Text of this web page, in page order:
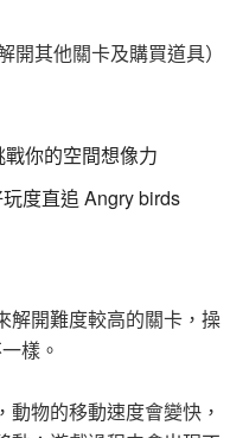
開其他關卡及購買道具）
你的空間想像力
度直追 Angry birds
解開難度較高的關卡，操
樣。
物的移動速度會變快，